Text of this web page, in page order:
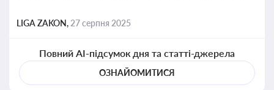
LIGA ZAKON, 27 серпня 2025
Повний AI-підсумок дня та статті-джерела
ОЗНАЙОМИТИСЯ